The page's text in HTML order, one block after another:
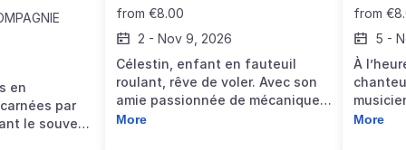
en
par
le souvenir
Dans
from €8.00
2 - Nov 9, 2026
Célestin, enfant en fauteuil
roulant, rêve de voler. Avec son
amie passionnée de mécanique,
il cherche à rendre ce rêve
More
from
5 -
À
More